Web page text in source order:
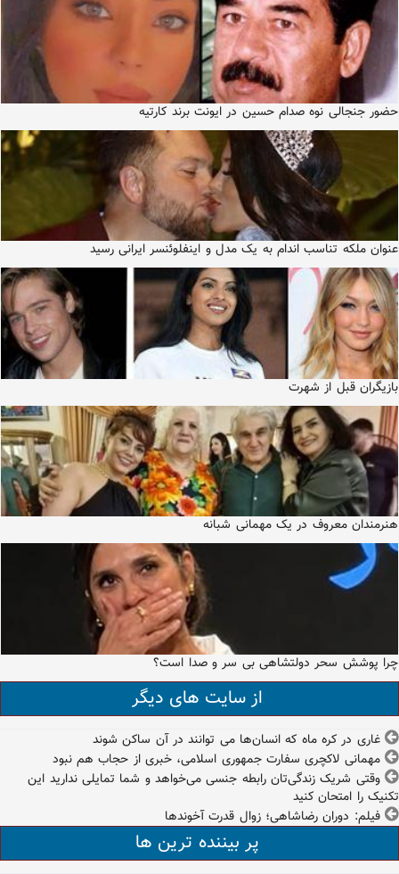
حضور جنجالی نوه صدام حسین در ایونت برند کارتیه
عنوان ملکه تناسب اندام به یک مدل و اینفلوئنسر ایرانی رسید
بازيگران قبل از شهرت
هنرمندان معروف در یک مهمانی شبانه
چرا پوشش سحر دولتشاهی بی سر و صدا است؟
از سایت های دیگر
غاری در کره ماه که انسان‌ها می توانند در آن ساکن شوند
مهمانی لاکچری سفارت جمهوری اسلامی، خبری از حجاب هم نبود
وقتی شریک زندگی‌تان رابطه جنسی می‌خواهد و شما تمایلی ندارید این
تکنیک را امتحان کنید
فیلم: دوران رضاشاهی؛ زوال قدرت آخوندها
پر بیننده ترین ها